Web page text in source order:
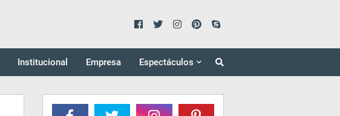
Institucional Empresa Espectáculos